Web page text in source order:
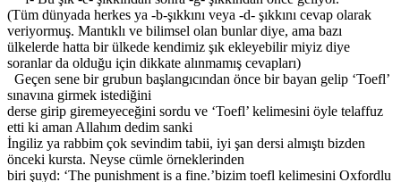
(Tüm dünyada herkes ya -b-şıkkını veya -d- şıkkını cevap olarak
veriyormuş. Mantıklı ve bilimsel olan bunlar diye, ama bazı
ülkelerde hatta bir ülkede kendimiz şık ekleyebilir miyiz diye
soranlar da olduğu için dikkate alınmamış cevapları)
Geçen sene bir grubun başlangıcından önce bir bayan gelip ‘Toefl’
sınavına girmek istediğini
derse girip giremeyeceğini sordu ve ‘Toefl’ kelimesini öyle telaffuz
etti ki aman Allahım dedim sanki
İngiliz ya rabbim çok sevindim tabii, iyi şan dersi almıştı bizden
önceki kursta. Neyse cümle örneklerinden
biri şuyd: ‘The punishment is a fine.’bizim toefl kelimesini Oxfordlu